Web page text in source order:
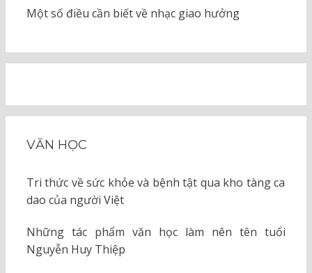
Một số điều cần biết về nhạc giao hưởng
VĂN HỌC
Tri thức về sức khỏe và bệnh tật qua kho tàng ca
dao của người Việt
Những tác phẩm văn học làm nên tên tuổi
Nguyễn Huy Thiệp